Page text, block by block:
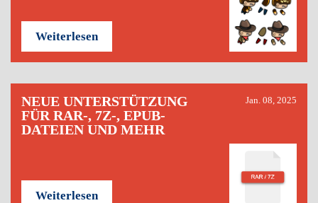
Weiterlesen
NEUE UNTERSTÜTZUNG
FÜR RAR-, 7Z-, EPUB-
DATEIEN UND MEHR
Jan. 08, 2025
Weiterlesen